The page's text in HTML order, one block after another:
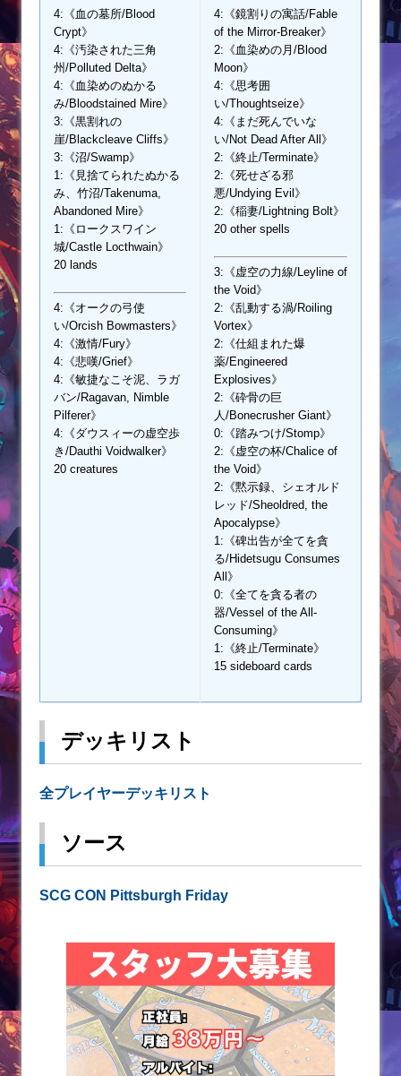
4:《血の墓所/Blood
Crypt》
4:《汚染された三角
州/Polluted Delta》
4:《血染めのぬかる
み/Bloodstained Mire》
3:《黒割れの
崖/Blackcleave Cliffs》
3:《沼/Swamp》
1:《見捨てられたぬかる
み、竹沼/Takenuma,
Abandoned Mire》
1:《ロークスワイン
城/Castle Locthwain》
20 lands
4:《オークの弓使
い/Orcish Bowmasters》
4:《激情/Fury》
4:《悲嘆/Grief》
4:《敏捷なこそ泥、ラガ
バン/Ragavan, Nimble
Pilferer》
4:《ダウスィーの虚空歩
き/Dauthi Voidwalker》
20 creatures
4:《鏡割りの寓話/Fable
of the Mirror-Breaker》
2:《血染めの月/Blood
Moon》
4:《思考囲
い/Thoughtseize》
4:《まだ死んでいな
い/Not Dead After All》
2:《終止/Terminate》
2:《死せざる邪
悪/Undying Evil》
2:《稲妻/Lightning Bolt》
20 other spells
3:《虚空の力線/Leyline of
the Void》
2:《乱動する渦/Roiling
Vortex》
2:《仕組まれた爆
薬/Engineered
Explosives》
2:《砕骨の巨
人/Bonecrusher Giant》
0:《踏みつけ/Stomp》
2:《虚空の杯/Chalice of
the Void》
2:《黙示録、シェオルド
レッド/Sheoldred, the
Apocalypse》
1:《碑出告が全てを貪
る/Hidetsugu Consumes
All》
0:《全てを貪る者の
器/Vessel of the All-
Consuming》
1:《終止/Terminate》
15 sideboard cards
デッキリスト
全プレイヤーデッキリスト
ソース
SCG CON Pittsburgh Friday